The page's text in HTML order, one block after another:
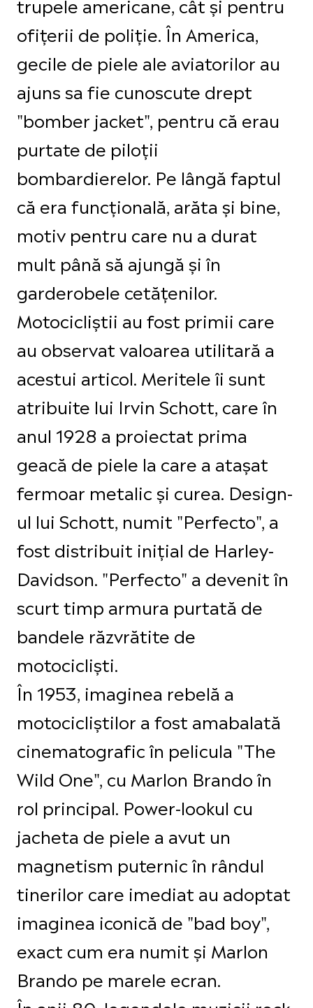
ofițerii de poliție. În America,
gecile de piele ale aviatorilor au
ajuns sa fie cunoscute drept
"bomber jacket", pentru că erau
purtate de piloții
bombardierelor. Pe lângă faptul
că era funcțională, arăta și bine,
motiv pentru care nu a durat
mult până să ajungă și în
garderobele cetățenilor.
Motocicliștii au fost primii care
au observat valoarea utilitară a
acestui articol. Meritele îi sunt
atribuite lui Irvin Schott, care în
anul 1928 a proiectat prima
geacă de piele la care a atașat
fermoar metalic și curea. Design-
ul lui Schott, numit "Perfecto", a
fost distribuit inițial de Harley-
Davidson. "Perfecto" a devenit în
scurt timp armura purtată de
bandele răzvrătite de
motocicliști.
În 1953, imaginea rebelă a
motocicliștilor a fost amabalată
cinematografic în pelicula "The
Wild One", cu Marlon Brando în
rol principal. Power-lookul cu
jacheta de piele a avut un
magnetism puternic în rândul
tinerilor care imediat au adoptat
imaginea iconică de "bad boy",
exact cum era numit și Marlon
Brando pe marele ecran.